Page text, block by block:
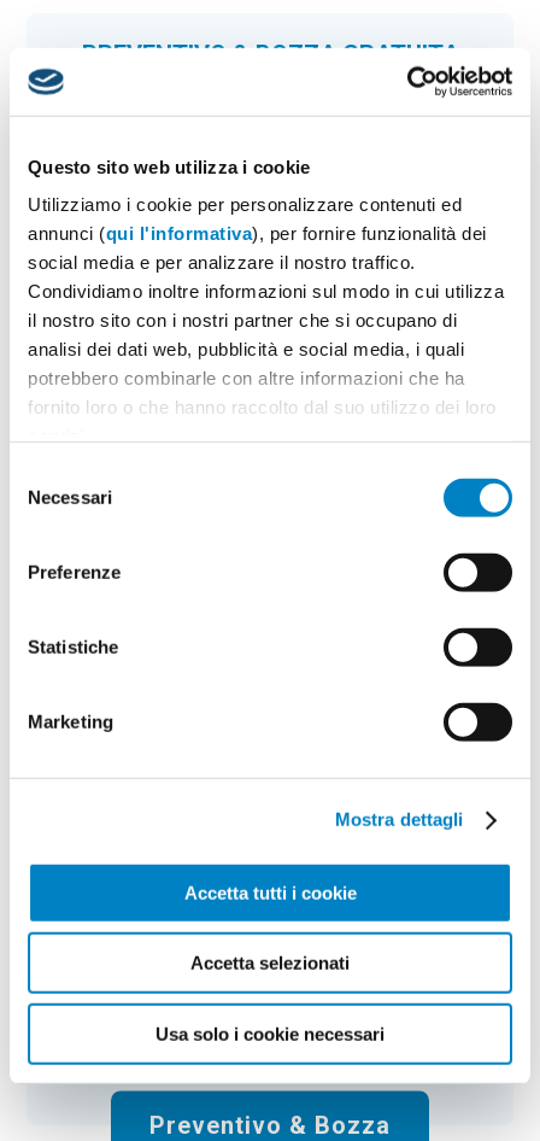
Questo sito web utilizza i cookie
Utilizziamo i cookie per personalizzare contenuti ed
annunci (qui l'informativa), per fornire funzionalità dei
social media e per analizzare il nostro traffico.
Condividiamo inoltre informazioni sul modo in cui utilizza
il nostro sito con i nostri partner che si occupano di
analisi dei dati web, pubblicità e social media, i quali
potrebbero combinarle con altre informazioni che ha
fornito loro o che hanno raccolto dal suo utilizzo dei loro
delNecessari
Preferenze
Statistiche
Marketing
Mostra dettagli
Accetta tutti i cookie
Accetta selezionati
Usa solo i cookie necessari
PREVENTIVO & BOZZA GRATUITA
Potrai indicare successivamente la suddivisione per
1 Seleziona il colore:
Quantità
Minimo: 100
Vuoi caricare il tuo logo o grafica adesso? Potrai
comunque farlo successivamente.
100
Il prezzo non include la stampa
Spese di spedizione:
€179.00
Preventivo & Bozza